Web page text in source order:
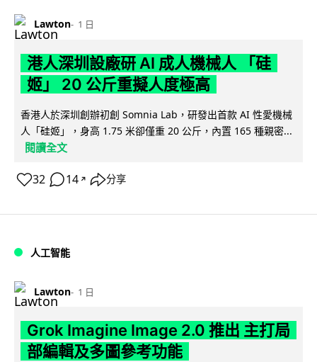
Lawton 1 日
港人深圳設廠研 AI 成人機械人 「硅
姬」 20 公斤重擬人度極高
香港人於深圳創辦初創 Somnia Lab，研發出首款 AI 性愛機械
人「硅姬」，身高 1.75 米卻僅重 20 公斤，內置 165 種親密...
閱讀全文
32 14 ↗ 分享
人工智能
Lawton 1 日
Grok Imagine Image 2.0 推出 主打局
部編輯及多圖參考功能